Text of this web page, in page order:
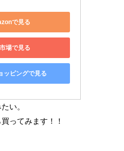
で見る
場で見る
ッピングで見る
い。
ってみます！！